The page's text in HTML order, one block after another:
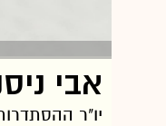
מרבית
כניסתו
במשרד
אבי
יו"ר